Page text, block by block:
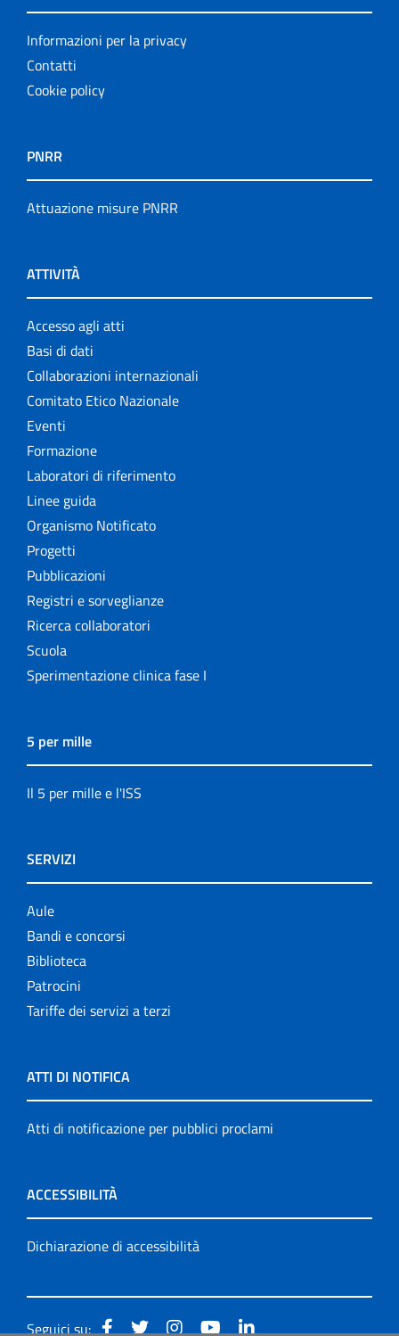
Informazioni per la privacy
Contatti
Cookie policy
PNRR
Attuazione misure PNRR
ATTIVITÀ
Accesso agli atti
Basi di dati
Collaborazioni internazionali
Comitato Etico Nazionale
Eventi
Formazione
Laboratori di riferimento
Linee guida
Organismo Notificato
Progetti
Pubblicazioni
Registri e sorveglianze
Ricerca collaboratori
Scuola
Sperimentazione clinica fase I
5 per mille
Il 5 per mille e l'ISS
SERVIZI
Aule
Bandi e concorsi
Biblioteca
Patrocini
Tariffe dei servizi a terzi
ATTI DI NOTIFICA
Atti di notificazione per pubblici proclami
ACCESSIBILITÀ
Dichiarazione di accessibilità
Seguici su: